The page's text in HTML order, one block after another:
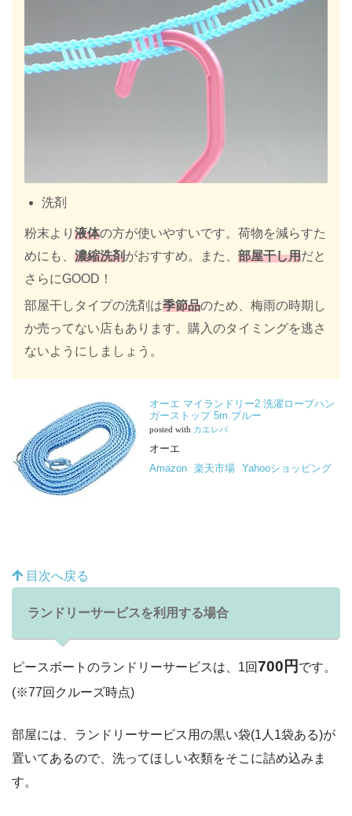
洗剤
粉末より 液体の方が使いやすいです。荷物を減らすた
めにも、 濃縮洗剤がおすすめ。また、 部屋干し用だと
さらにGOOD！
部屋干しタイプの洗剤は季節品のため、梅雨の時期し
か売ってない店もあります。購入のタイミングを逃さ
ないようにしましょう。
オーエ マイランドリー2 洗濯ロープハン
ガーストップ 5m ブルー
posted with カエレバ
オーエ
Amazon 楽天市場 Yahooショッピング
目次へ戻る
ランドリーサービスを利用する場合
ピースボートのランドリーサービスは、1回700円 です。
(※77回クルーズ時点)
部屋には、ランドリーサービス用の黒い袋(1人1袋ある)が
置いてあるので、洗ってほしい衣類をそこに詰め込みま
す。